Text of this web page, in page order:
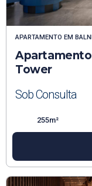
APARTAMENTO EM
Tower
Sob Consulta
255m²